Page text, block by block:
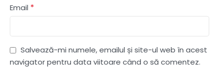
Email *
Salvează-mi numele, emailul și site-ul web în acest
navigator pentru data viitoare când o să comentez.